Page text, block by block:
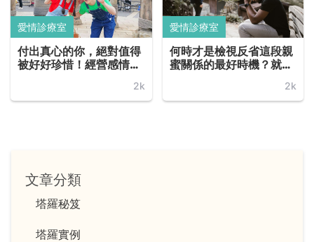
愛情診療室
付出真心的你，絕對值得
被好好珍惜！經營感情是
2k
愛情診療室
何時才是檢視反省這段親
蜜關係的最好時機？就是
用性愛化解衝突、經常為
了吃醋而爭吵... ...
2k
文章分類
塔羅秘笈
塔羅實例